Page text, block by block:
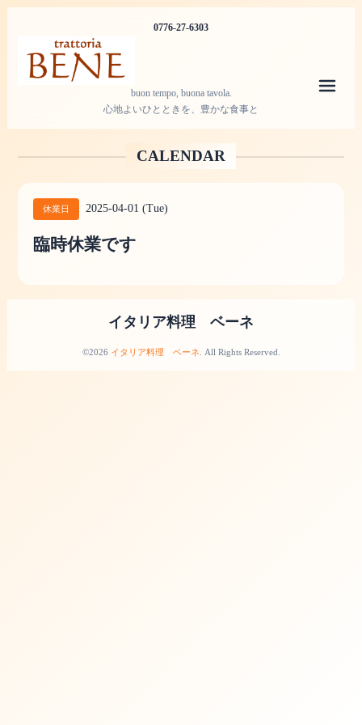
0776-27-6303
buon tempo, buona tavola.
心地よいひとときを、豊かな食事と
CALENDAR
休業日 2025-04-01 (Tue)
臨時休業です
イタリア料理 ベーネ
©2026 イタリア料理 ベーネ . All Rights Reserved.